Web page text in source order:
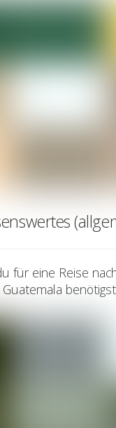
für eine Reise
Guatemala benötigst